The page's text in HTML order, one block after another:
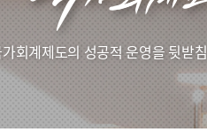
회계제도의 성공적 운영을 뒷받